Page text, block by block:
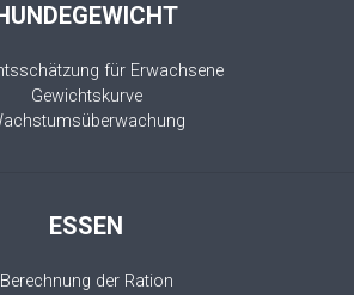
für Erwachsene
Gewichtskurve
ESSEN
Berechnung der Ration